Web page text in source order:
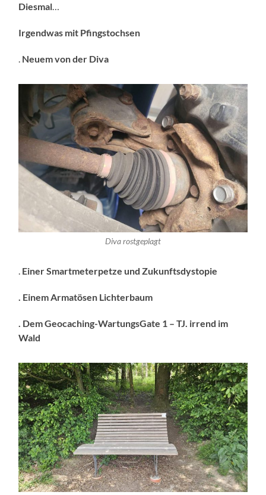
Diesmal…
Irgendwas mit Pfingstochsen
. Neuem von der Diva
Diva rostgeplagt
. Einer Smartmeterpetze und Zukunftsdystopie
. Einem Armatösen Lichterbaum
. Dem Geocaching-WartungsGate 1 – TJ. irrend im
Wald